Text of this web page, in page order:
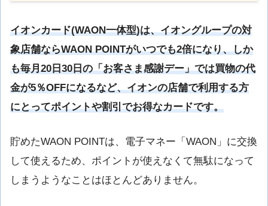
イオンカード(WAON一体型)は、イオングループの対
象店舗ならWAON POINTがいつでも2倍になり、しか
も毎月20日30日の「お客さま感謝デー」では買物の代
金が5％OFFになるなど、イオンの店舗で利用する方
にとってポイントや割引でお得なカードです。
貯めたWAON POINTは、電子マネー「WAON」に交換
して使えるため、ポイントが使えなくて無駄になって
しまうようなことはほとんどありません。